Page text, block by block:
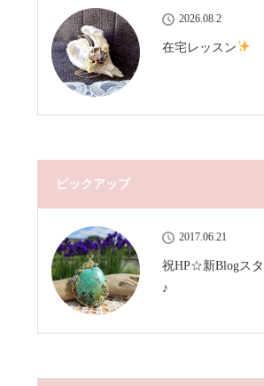
2026.08.2
在宅レッスン
ピックアップ
2017.06.21
祝HP☆新Blogスタ
♪